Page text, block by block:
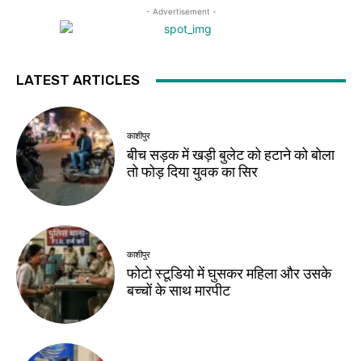
- Advertisement -
LATEST ARTICLES
काशीपुर
बीच सड़क में खड़ी बुलेट को हटाने को बोला
तो फोड़ दिया युवक का सिर
काशीपुर
फोटो स्टूडियो में घुसकर महिला और उसके
बच्चों के साथ मारपीट